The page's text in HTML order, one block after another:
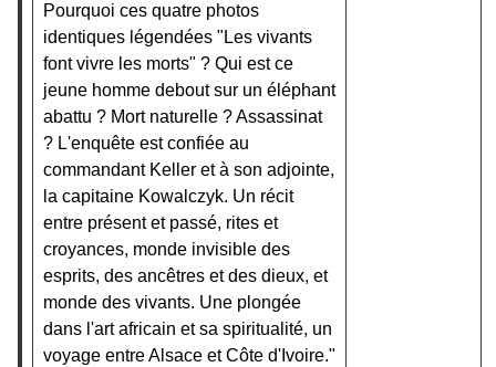
Pourquoi ces quatre photos
identiques légendées "Les vivants
font vivre les morts" ? Qui est ce
jeune homme debout sur un éléphant
abattu ? Mort naturelle ? Assassinat
? L'enquête est confiée au
commandant Keller et à son adjointe,
la capitaine Kowalczyk. Un récit
entre présent et passé, rites et
croyances, monde invisible des
esprits, des ancêtres et des dieux, et
monde des vivants. Une plongée
dans l'art africain et sa spiritualité, un
voyage entre Alsace et Côte d'Ivoire."